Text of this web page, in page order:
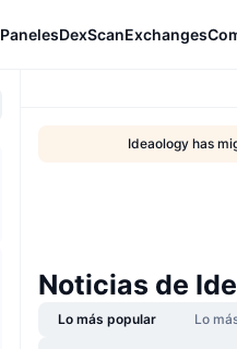
PanelesDexScanExchanges
Ideaology has
Noticias de
Lo más popular Lo